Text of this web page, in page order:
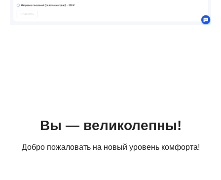
Вы — великолепны!
Добро пожаловать на новый уровень комфорта!